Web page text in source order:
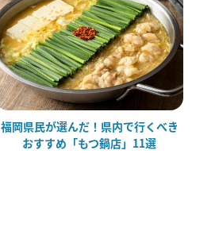
福岡県民が選んだ！県内で行くべき
おすすめ「もつ鍋店」11選